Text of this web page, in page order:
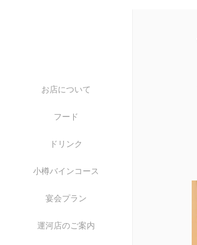
お店について
フード
ドリンク
小樽バインコース
宴会プラン
運河店のご案内